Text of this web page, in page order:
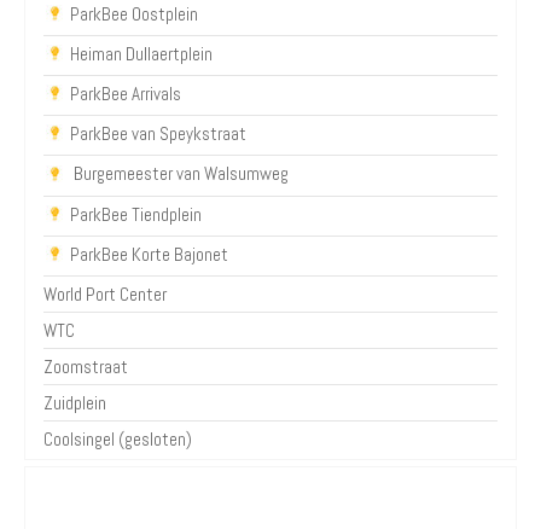
ParkBee Oostplein
Heiman Dullaertplein
ParkBee Arrivals
ParkBee van Speykstraat
Burgemeester van Walsumweg
ParkBee Tiendplein
ParkBee Korte Bajonet
World Port Center
WTC
Zoomstraat
Zuidplein
Coolsingel (gesloten)